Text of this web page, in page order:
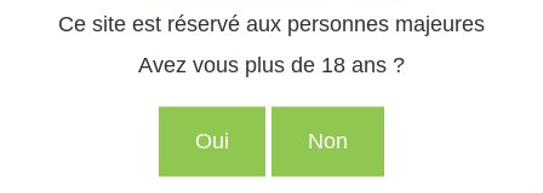
contact@crazy-cbd.com
Ce site est réservé aux personnes majeures
Avez vous plus de 18 ans ?
Oui Non